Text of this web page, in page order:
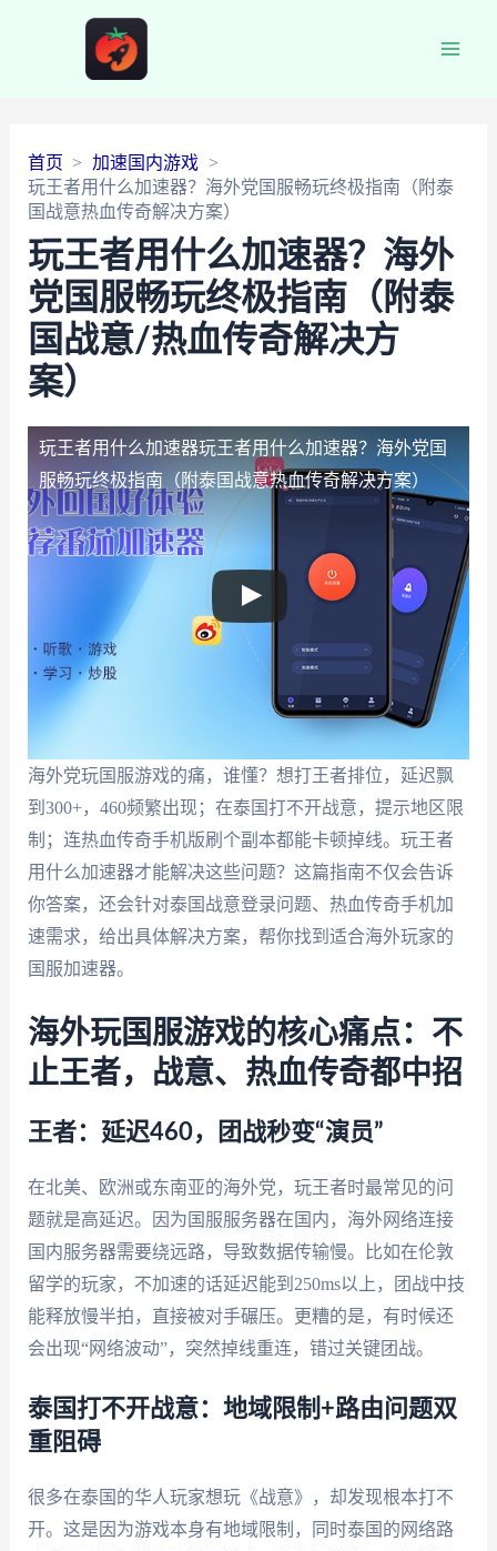
首页
加速国内游戏
玩王者用什么加速器？海外党国服畅玩终极指南（附泰
国战意热血传奇解决方案）
玩王者用什么加速器？海外
党国服畅玩终极指南（附泰
国战意/热血传奇解决方
案）
玩王者用什么加速器玩王者用什么加速器？海外党国
服畅玩终极指南（附泰国战意热血传奇解决方案）
海外党玩国服游戏的痛，谁懂？想打王者排位，延迟飘
到300+，460频繁出现；在泰国打不开战意，提示地区限
制；连热血传奇手机版刷个副本都能卡顿掉线。玩王者
用什么加速器才能解决这些问题？这篇指南不仅会告诉
你答案，还会针对泰国战意登录问题、热血传奇手机加
速需求，给出具体解决方案，帮你找到适合海外玩家的
国服加速器。
海外玩国服游戏的核心痛点：不
止王者，战意、热血传奇都中招
王者：延迟460，团战秒变“演员”
在北美、欧洲或东南亚的海外党，玩王者时最常见的问
题就是高延迟。因为国服服务器在国内，海外网络连接
国内服务器需要绕远路，导致数据传输慢。比如在伦敦
留学的玩家，不加速的话延迟能到250ms以上，团战中技
能释放慢半拍，直接被对手碾压。更糟的是，有时候还
会出现“网络波动”，突然掉线重连，错过关键团战。
泰国打不开战意：地域限制+路由问题双
重阻碍
很多在泰国的华人玩家想玩《战意》，却发现根本打不
开。这是因为游戏本身有地域限制，同时泰国的网络路